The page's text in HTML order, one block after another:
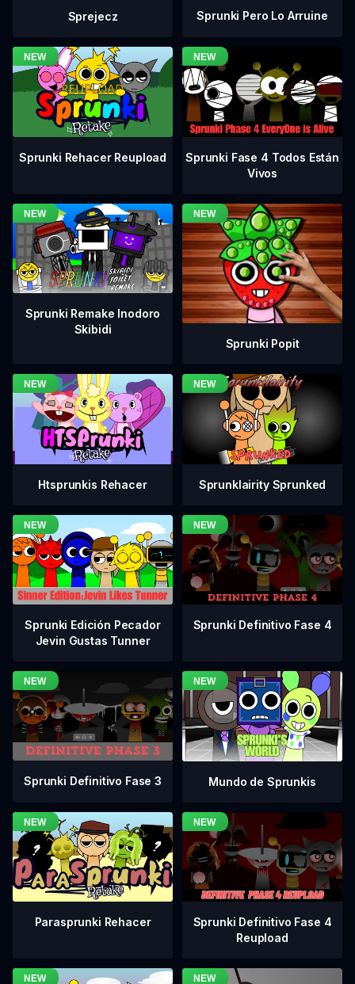
Sprejecz Sprunki Pero Lo Arruine
Sprunki Rehacer Reupload
Sprunki Fase 4 Todos Están
Vivos
Sprunki Remake Inodoro
Skibidi
Sprunki Popit
Htsprunkis Rehacer Sprunklairity Sprunked
Sprunki Edición Pecador
Jevin Gustas Tunner
Sprunki Definitivo Fase 4
Sprunki Definitivo Fase 3 Mundo de Sprunkis
Parasprunki Rehacer
Sprunki Definitivo Fase 4
Reupload